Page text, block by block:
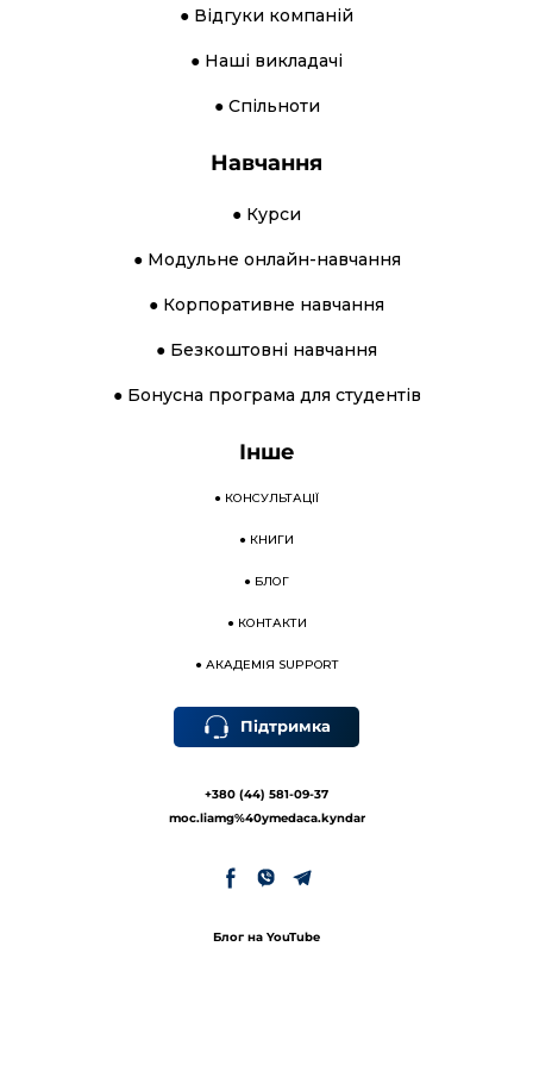
● Відгуки компаній
● Наші викладачі
● Спільноти
Навчання
● Курси
● Модульне онлайн-навчання
● Корпоративне навчання
● Безкоштовні навчання
● Бонусна програма для студентів
Інше
● КОНСУЛЬТАЦІЇ
● КНИГИ
● БЛОГ
● КОНТАКТИ
● АКАДЕМІЯ SUPPORT
Підтримка
+380 (44) 581-09-37
moc.liamg%40ymedaca.kyndar
Блог на YouTube